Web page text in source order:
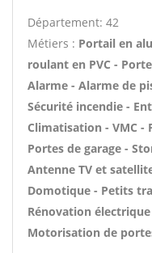
Département: 42
Métiers : Portail en
roulant en PVC -
Alarme - Alarme de
Sécurité incendie -
Climatisation - VMC -
Portes de garage -
Antenne TV et
Domotique - Petits
Rénovation
Motorisation de